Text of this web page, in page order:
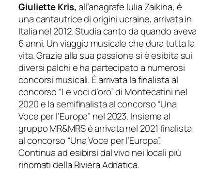
Giuliette Kris,all’anagrafe Iulia Zaikina, è
una cantautrice di origini ucraine, arrivata in
Italia nel 2012. Studia canto da quando aveva
6 anni. Un viaggio musicale che dura tutta la
vita. Grazie alla sua passione si è esibita sui
diversi palchi e ha partecipato a numerosi
concorsi musicali. È arrivata la finalista al
concorso “Le voci d’oro” di Montecatini nel
2020 e la semifinalista al concorso “Una
Voce per l’Europa” nel 2023. Insieme al
gruppo MR&MRS è arrivata nel 2021 finalista
al concorso “Una Voce per l’Europa”.
Continua ad esibirsi dal vivo nei locali più
rinomati della Riviera Adriatica.